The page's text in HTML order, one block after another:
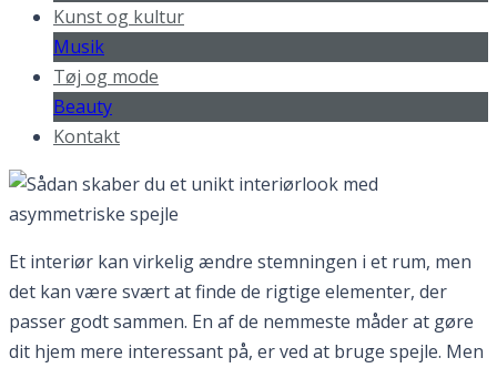
Kunst og kultur
Musik
Tøj og mode
Beauty
Kontakt
Et interiør kan virkelig ændre stemningen i et rum, men
det kan være svært at finde de rigtige elementer, der
passer godt sammen. En af de nemmeste måder at gøre
dit hjem mere interessant på, er ved at bruge spejle. Men